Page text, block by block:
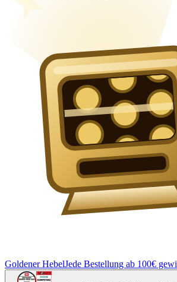
Goldener HebelJede Bestellung ab 100€